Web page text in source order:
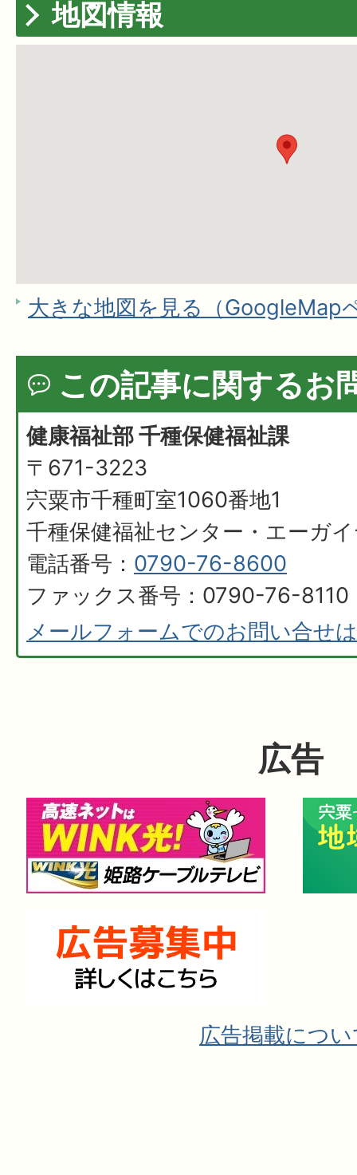
地図情報
大きな地図を見る（GoogleMap
この記事に関するお
健康福祉部 千種保健福祉課
〒671-3223
宍粟市千種町室1060番地1
千種保健福祉センター・エーガ
電話番号： 0790-76-8600
ファックス番号：0790-76-8110
メールフォームでのお問い合せ
広告
広告掲載につ